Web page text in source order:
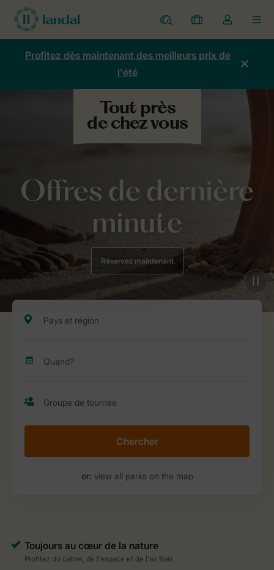
Parcs
Mes
réservations
Toggle
the
my
account
Profitez dès maintenant des meilleurs prix de
l'été
Offres de dernière
minute
Réservez maintenant
Chercher
or: view all parks on the map